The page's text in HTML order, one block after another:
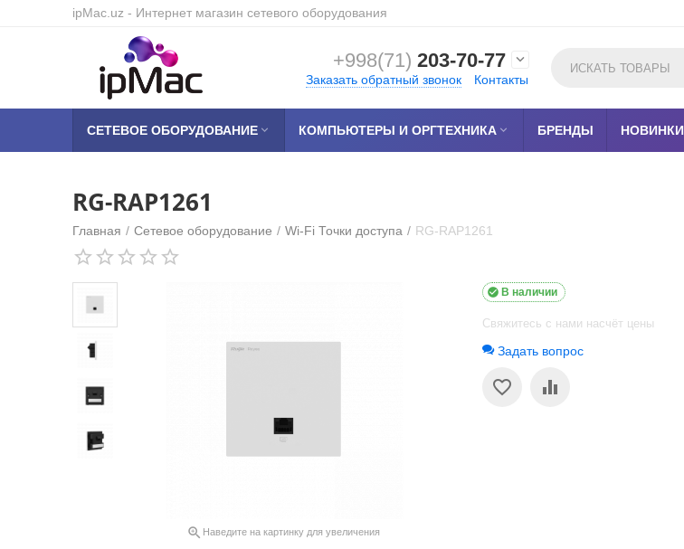
ipMac.uz - Интернет магазин сетевого оборудования
+998(71) 203-70-77 
Заказать обратный звонок Контакты
СЕТЕВОЕ ОБОРУДОВАНИЕ  КОМПЬЮТЕРЫ И ОРГТЕХНИКА  БРЕНДЫ НОВИНКИ
RG-RAP1261
Главная / Сетевое оборудование / Wi-Fi Точки доступа / RG-RAP1261
 Наведите на картинку для увеличения
В наличии

Свяжитесь с нами насчёт цены
Задать вопрос